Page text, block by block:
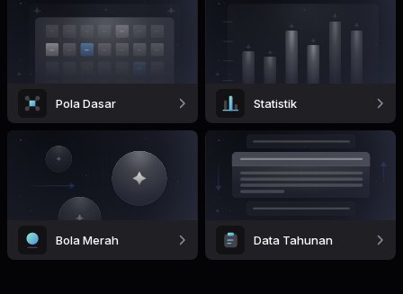
Pola Dasar Statistik
Bola Merah Data Tahunan